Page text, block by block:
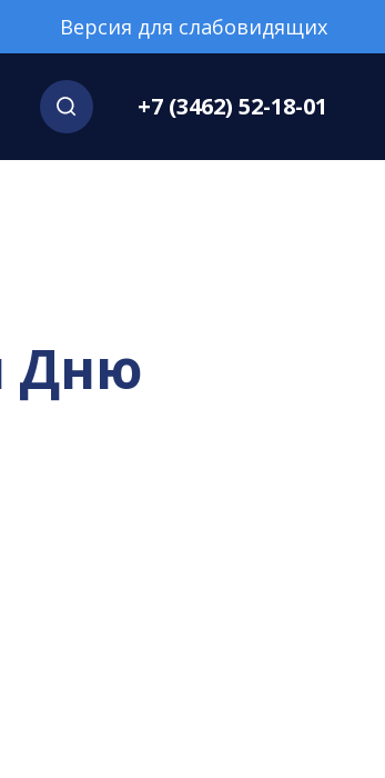
Версия для слабовидящих
+7 (3462) 52-18-01
Дню